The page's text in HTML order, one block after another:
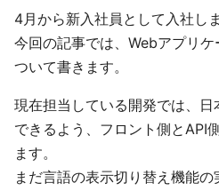
4月から新入社員として入社し
今回の記事では、Webアプリ
ついて書きます。
現在担当している開発では、日
できるよう、フロント側とAPI
ます。
まだ言語の表示切り替え機能